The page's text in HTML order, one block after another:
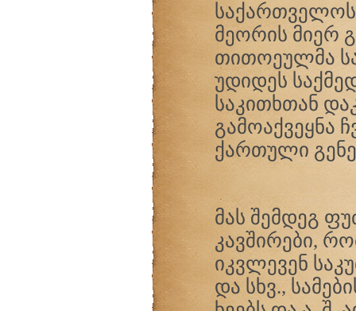
მეორის მიერ
თითოეულმა
უდიდეს
საკითხთან
გამოაქვეყნა
ქართული
მას შემდეგ
კავშირები,
იკვლევენ
და სხვ.,